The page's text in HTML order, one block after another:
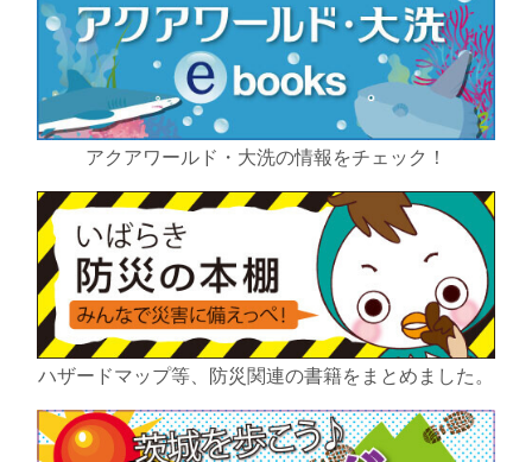
アクアワールド・大洗の情報をチェック！
ハザードマップ等、防災関連の書籍をまとめました。